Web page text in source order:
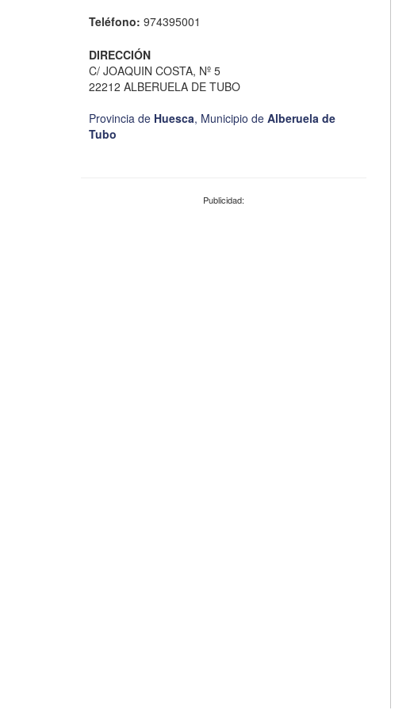
Teléfono: 974395001
DIRECCIÓN
C/ JOAQUIN COSTA, Nº 5
22212 ALBERUELA DE TUBO
Provincia de Huesca, Municipio de Alberuela de
Tubo
Publicidad: